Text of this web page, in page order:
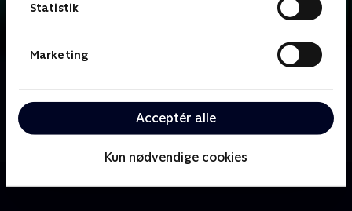
Statistik
Marketing
Acceptér alle
Kun nødvendige cookies
Lasse Rimmer er vært, når to hold kendte danskere
skal bluffe, gætte, købe og sælge sig igennem en